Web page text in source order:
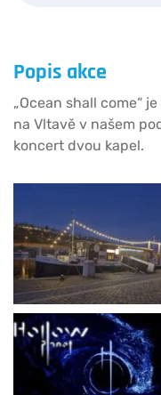
Popis akce
„Ocean shall come“
na Vltavě v našem
koncert dvou kapel.